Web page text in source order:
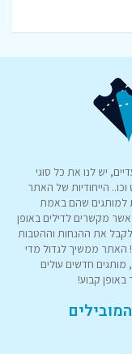
יש לנו את כל סוגי
הייחודיות של האתר
למותגים שהם באמת
מקשרים לדילים באופן
לקבל את ההנחות וההטבות
האתר ממשיך לגדול מדי
מותגים חדשים עולים
קבוע!